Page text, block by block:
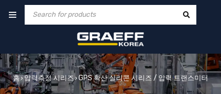
홈› 압력측정 시리즈› GPS 확산 실리콘 시리즈 / 압력 트랜스미터